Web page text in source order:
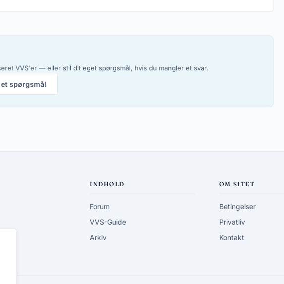
VVS'er — eller stil dit eget spørgsmål, hvis du mangler et svar.
spørgsmål
INDHOLD
Forum
VVS-Guide
Arkiv
OM SITET
Betingelser
Privatliv
Kontakt